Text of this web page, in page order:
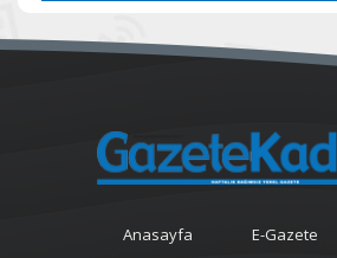
Anasayfa E-Gazete